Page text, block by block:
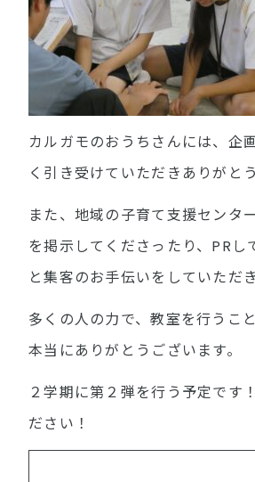
カルガモのおうちさんには、企
く引き受けていただきありがと
また、地域の子育て支援センタ
を掲示してくださったり、PRし
と集客のお手伝いをしていただ
多くの人の力で、教室を行うこ
本当にありがとうございます。
２学期に第２弾を行う予定です
ださい！